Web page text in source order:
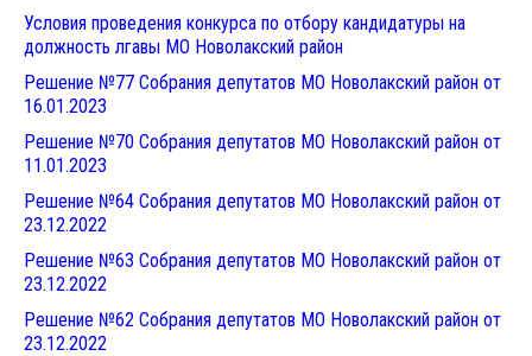
Условия проведения конкурса по отбору кандидатуры на
должность лгавы МО Новолакский район
Решение №77 Собрания депутатов МО Новолакский район от
16.01.2023
Решение №70 Собрания депутатов МО Новолакский район от
11.01.2023
Решение №64 Собрания депутатов МО Новолакский район от
23.12.2022
Решение №63 Собрания депутатов МО Новолакский район от
23.12.2022
Решение №62 Собрания депутатов МО Новолакский район от
23.12.2022